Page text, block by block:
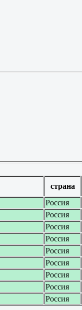
страна
Россия
Россия
Россия
Россия
Россия
Россия
Россия
Россия
Россия